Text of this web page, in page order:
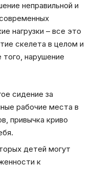
неправильной и
нагрузки – все это
скелета в целом и
того, нарушение
сидение за
рабочие места в
привычка криво
детей могут
к